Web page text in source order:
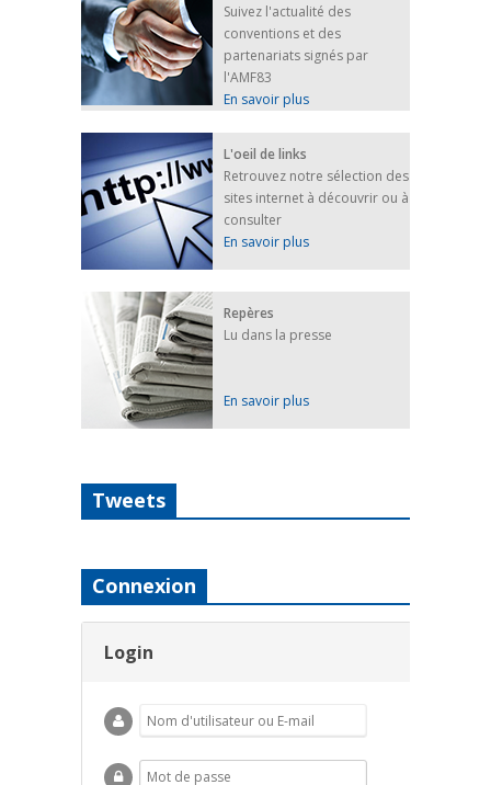
Suivez l'actualité des
conventions et des
partenariats signés par
l'AMF83
En savoir plus
L'oeil de links
Retrouvez notre sélection des
sites internet à découvrir ou à
consulter
En savoir plus
Repères
Lu dans la presse
En savoir plus
Tweets
Connexion
Login